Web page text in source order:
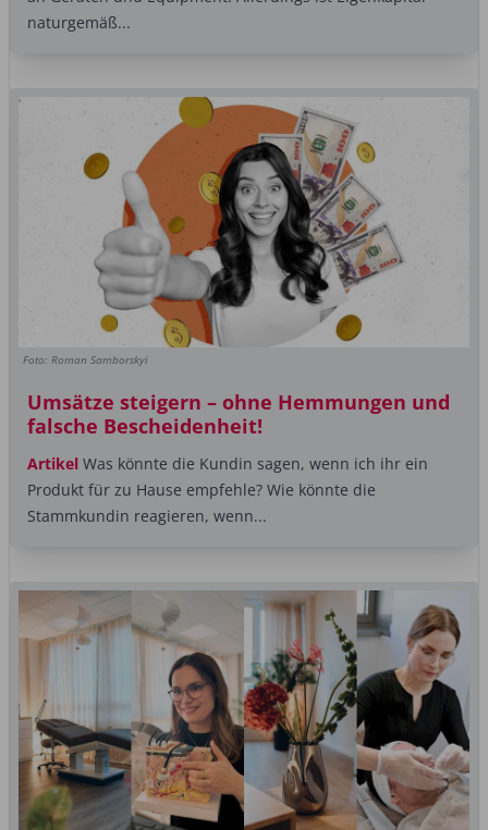
naturgemäß...
Foto: Roman Samborskyi
Umsätze steigern – ohne Hemmungen und
falsche Bescheidenheit!
Artikel Was könnte die Kundin sagen, wenn ich ihr ein
Produkt für zu Hause empfehle? Wie könnte die
Stammkundin reagieren, wenn...